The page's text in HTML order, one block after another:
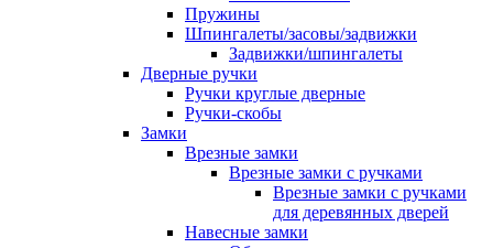
Пружины
Шпингалеты/засовы/задвижки
Задвижки/шпингалеты
Дверные ручки
Ручки круглые дверные
Ручки-скобы
Замки
Врезные замки
Врезные замки с ручками
Врезные замки с ручками
для деревянных дверей
Навесные замки